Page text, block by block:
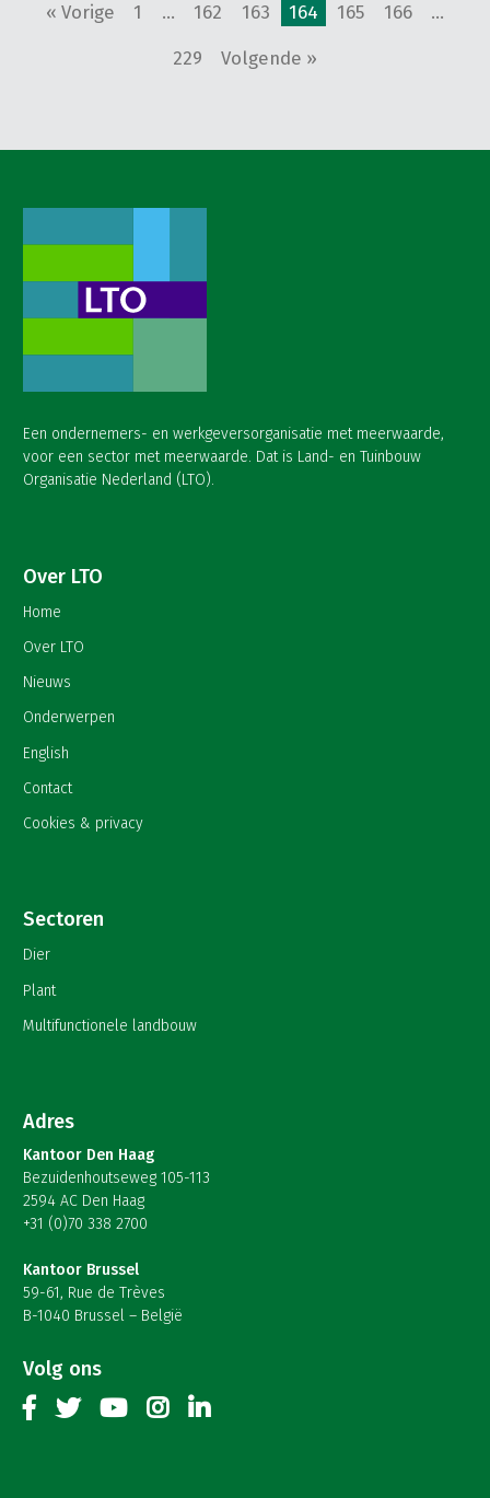
« Vorige 1 … 162 163 164 165 166 …
229 Volgende »
Een ondernemers- en werkgeversorganisatie met meerwaarde,
voor een sector met meerwaarde. Dat is Land- en Tuinbouw
Organisatie Nederland (LTO).
Over LTO
Home
Over LTO
Nieuws
Onderwerpen
English
Contact
Cookies & privacy
Sectoren
Dier
Plant
Multifunctionele landbouw
Adres
Kantoor Den Haag
Bezuidenhoutseweg 105-113
2594 AC Den Haag
+31 (0)70 338 2700
Kantoor Brussel
59-61, Rue de Trèves
B-1040 Brussel – België
Volg ons